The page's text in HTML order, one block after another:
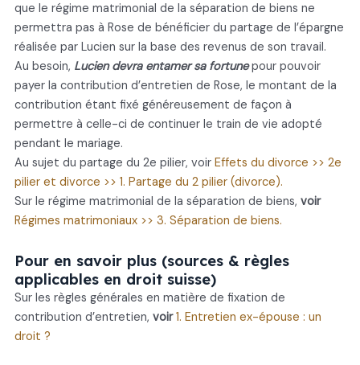
que le régime matrimonial de la séparation de biens ne
permettra pas à Rose de bénéficier du partage de l’épargne
réalisée par Lucien sur la base des revenus de son travail.
Au besoin, Lucien devra entamer sa fortunepour pouvoir
payer la contribution d’entretien de Rose, le montant de la
contribution étant fixé généreusement de façon à
permettre à celle-ci de continuer le train de vie adopté
pendant le mariage.
Au sujet du partage du 2e pilier, voir Effets du divorce >> 2e
pilier et divorce >> 1. Partage du 2 pilier (divorce).
Sur le régime matrimonial de la séparation de biens, voir
Régimes matrimoniaux >> 3. Séparation de biens.
Pour en savoir plus (sources & règles
applicables en droit suisse)
Sur les règles générales en matière de fixation de
contribution d’entretien, voir 1. Entretien ex-épouse : un
droit ?